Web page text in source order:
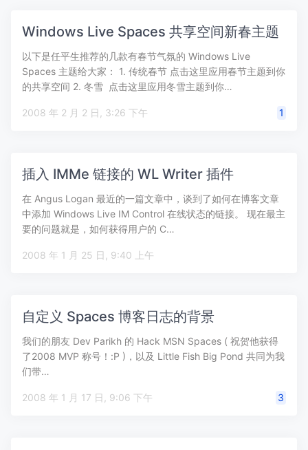
Windows Live Spaces 共享空间新春主题
以下是任平生推荐的几款有春节气氛的 Windows Live
Spaces 主题给大家： 1. 传统春节 点击这里应用春节主题到你
的共享空间 2. 冬雪 点击这里应用冬雪主题到你…
2008 年 2 月 2 日, 3:26 下午 1
插入 IMMe 链接的 WL Writer 插件
在 Angus Logan 最近的一篇文章中，谈到了如何在博客文章
中添加 Windows Live IM Control 在线状态的链接。 现在最主
要的问题就是，如何获得用户的 C…
2008 年 1 月 25 日, 9:40 上午
自定义 Spaces 博客日志的背景
我们的朋友 Dev Parikh 的 Hack MSN Spaces ( 祝贺他获得
了2008 MVP 称号！:P )，以及 Little Fish Big Pond 共同为我
们带…
2008 年 1 月 17 日, 9:06 下午 3